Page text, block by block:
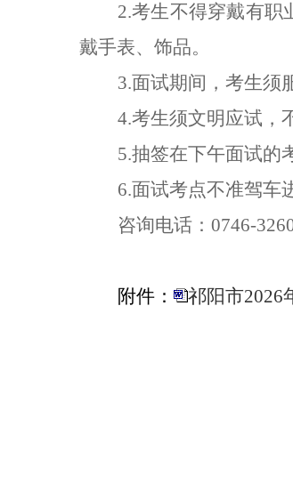
2.考生不得穿戴有职
戴手表、饰品。
3.面试期间，考生须
4.考生须文明应试，
5.抽签在下午面试的
6.面试考点不准驾车
咨询电话： 0746-
附件： 祁阳市2026